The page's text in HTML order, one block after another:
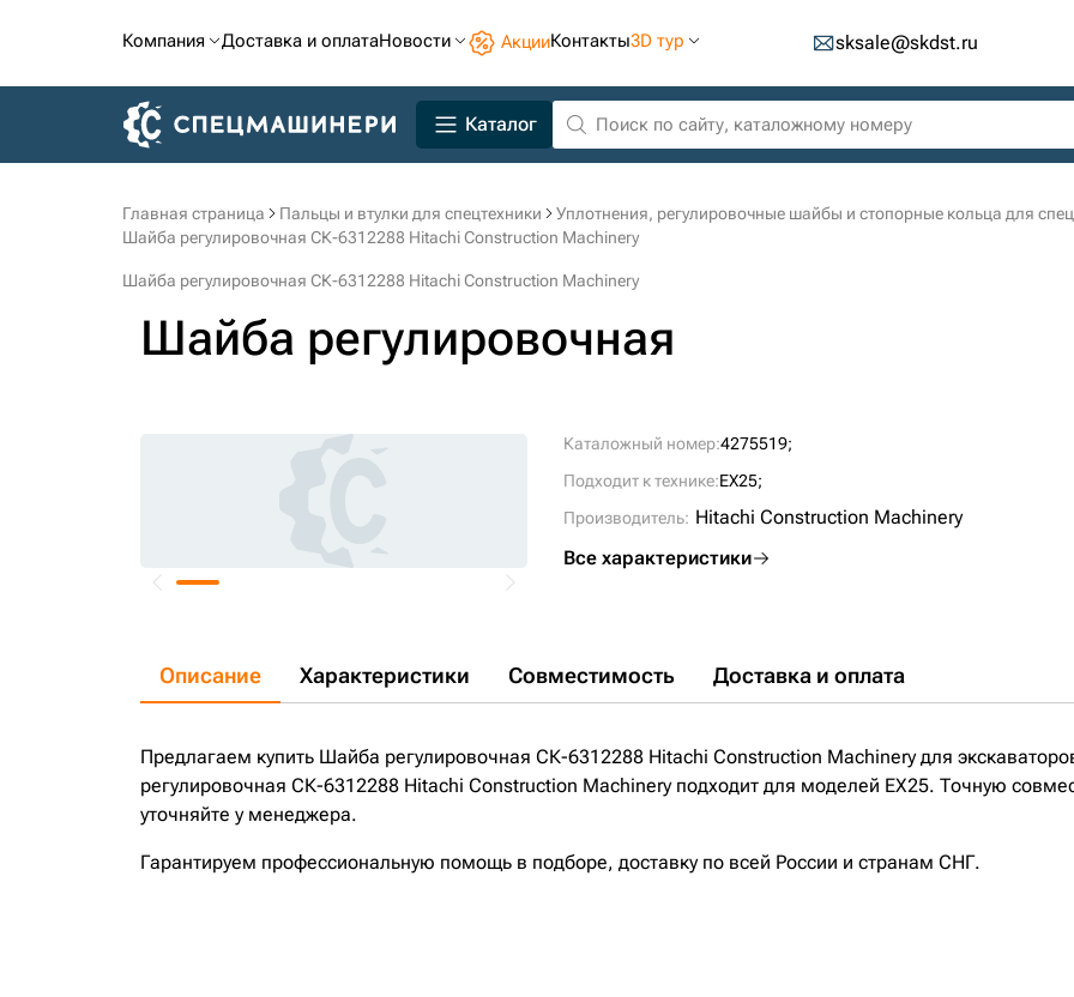
Компания Доставка и оплатаНовости АкцииКонтакты3D тур sksale@skdst.ru
Каталог
Главная страница Пальцы и втулки для спецтехники
Уплотнения, регулировочные шайбы и стопорные кольца для
Шайба регулировочная СК-6312288 Hitachi Construction Machinery
Шайба регулировочная СК-6312288 Hitachi Construction Machinery
Шайба регулировочная
Каталожный номер:4275519;
Подходит к технике:EX25;
Производитель: Hitachi Construction Machinery
Все характеристики
Описание Характеристики Совместимость Доставка и оплата
Предлагаем купить Шайба регулировочная СК-6312288 Hitachi Construction Machinery для
регулировочная СК-6312288 Hitachi Construction Machinery подходит для моделей EX25. Точную
уточняйте у менеджера.
Гарантируем профессиональную помощь в подборе, доставку по всей России и странам СНГ.